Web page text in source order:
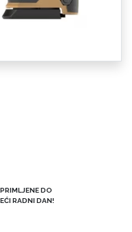
DO
RADNI DAN!